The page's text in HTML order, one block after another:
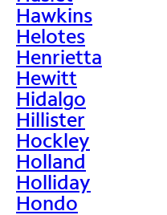
Hawkins
Helotes
Henrietta
Hewitt
Hidalgo
Hillister
Hockley
Holland
Holliday
Hondo